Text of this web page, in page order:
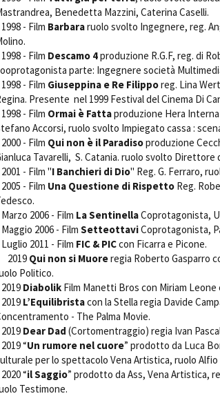
Benedetta Mazzini, Caterina Caselli.
- Film Barbararuolo svolto Ingegnere, reg.
- Film  Descamo 4produzione R.G.F, reg. di
parte: Ingegnere società
- Film  Giuseppina e Re Filippo reg. Lina
Presente nel 1999 Festival del Cinema Di
- Film  Ormai è Fattaproduzione Hera
Accorsi, ruolo svolto Impiegato cassa :
- Film  Qui non è il Paradiso produzione
Tavarelli, S. Catania. ruolo svolto Direttore
- Film "I Banchieri di Dio" Reg. G. Ferraro,
- Film  Una Questione di RispettoReg.
2006 - Film La SentinellaCoprotagonista,
2006 - Film SetteottaviCoprotagonista,
2011 - Film FIC & PIC con Ficarra e Picone.
2019 Qui non si Muoreregia Roberto Gasparro
Politico.
DiabolikFilm Manetti Bros con Miriam
L’Equilibristacon la Stella regia Davide
- The Palma Movie.
Dear Dad (Cortomentraggio) regia Ivan
“Un rumore nel cuore” prodotto da Luca
per lo spettacolo Vena Artistica, ruolo
“il Saggio” prodotto da Ass, Vena Artistica,
Testimone.